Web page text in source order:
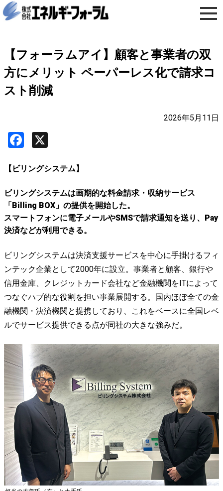
【フォーラムアイ】顧客と事業者の双
方にメリット ペーパーレス化で請求コ
スト削減
2026年5月11日
Facebook
【ビリングシステム】
ビリングシステムは画期的な料金請求・収納サービス
「Billing BOX」の提供を開始した。
スマートフォンに電子メールやSMSで請求通知を送り、Pay
決済などが利用できる。
ビリングシステムは決済支援サービスを中心に手掛けるフィ
ンテック企業として2000年に設立。事業者と顧客、銀行や
信用金庫、クレジットカード会社など金融機関をITによって
つなぐハブ的な役割を担い事業展開する。国内ほぼ全ての金
融機関・決済機関と提携しており、これをベースに全国レベ
ルでサービス提供できる点が同社の大きな強みだ。